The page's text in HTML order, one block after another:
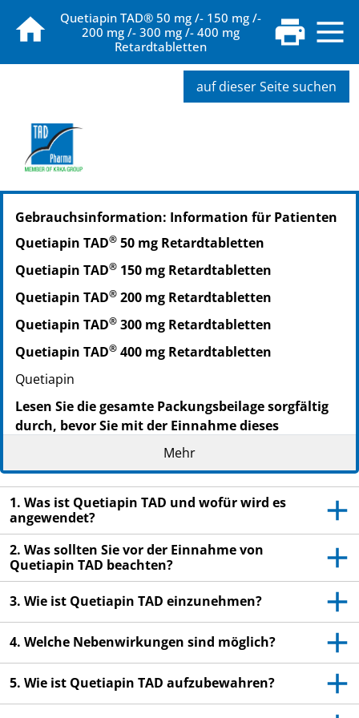
Quetiapin TAD® 50 mg /- 150 mg /-
200 mg /- 300 mg /- 400 mg
Retardtabletten
auf dieser Seite suchen
PZN: 13513563
PPN: 111351356345
PZN: 13513586
PPN: 111351358601
PZN: 13513592
PPN: 111351359264
Gebrauchsinformation: Information für Patienten
Quetiapin TAD® 50 mg Retardtabletten
Quetiapin TAD® 150 mg Retardtabletten
Quetiapin TAD® 200 mg Retardtabletten
Quetiapin TAD® 300 mg Retardtabletten
Quetiapin TAD® 400 mg Retardtabletten
Quetiapin
Lesen Sie die gesamte Packungsbeilage sorgfältig
durch, bevor Sie mit der Einnahme dieses
Arzneimittels beginnen, denn sie enthält wichtige
Heben Sie die Packungsbeilage auf. Vielleicht
möchten Sie diese später nochmals lesen.
Wenn Sie weitere Fragen haben, wenden Sie sich
an Ihren Arzt oder Apotheker.
Dieses Arzneimittel wurde Ihnen persönlich
verschrieben. Geben Sie es nicht an Dritte weiter.
Es kann anderen Menschen schaden, auch wenn
diese die gleichen Beschwerden haben wie Sie.
Wenn Sie Nebenwirkungen bemerken, wenden Sie
sich an Ihren Arzt oder Apotheker. Dies gilt auch
für Nebenwirkungen, die nicht in dieser
Mehr
1. Was ist Quetiapin TAD und wofür wird es
angewendet?
2. Was sollten Sie vor der Einnahme von
Quetiapin TAD beachten?
3. Wie ist Quetiapin TAD einzunehmen?
4. Welche Nebenwirkungen sind möglich?
5. Wie ist Quetiapin TAD aufzubewahren?